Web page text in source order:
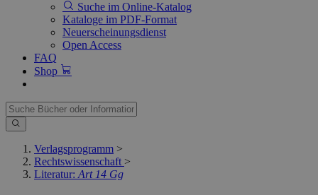
Suche im Online-Katalog
Kataloge im PDF-Format
Neuerscheinungsdienst
Open Access
FAQ
Shop
Verlagsprogramm >
Rechtswissenschaft >
Literatur: Art 14 Gg